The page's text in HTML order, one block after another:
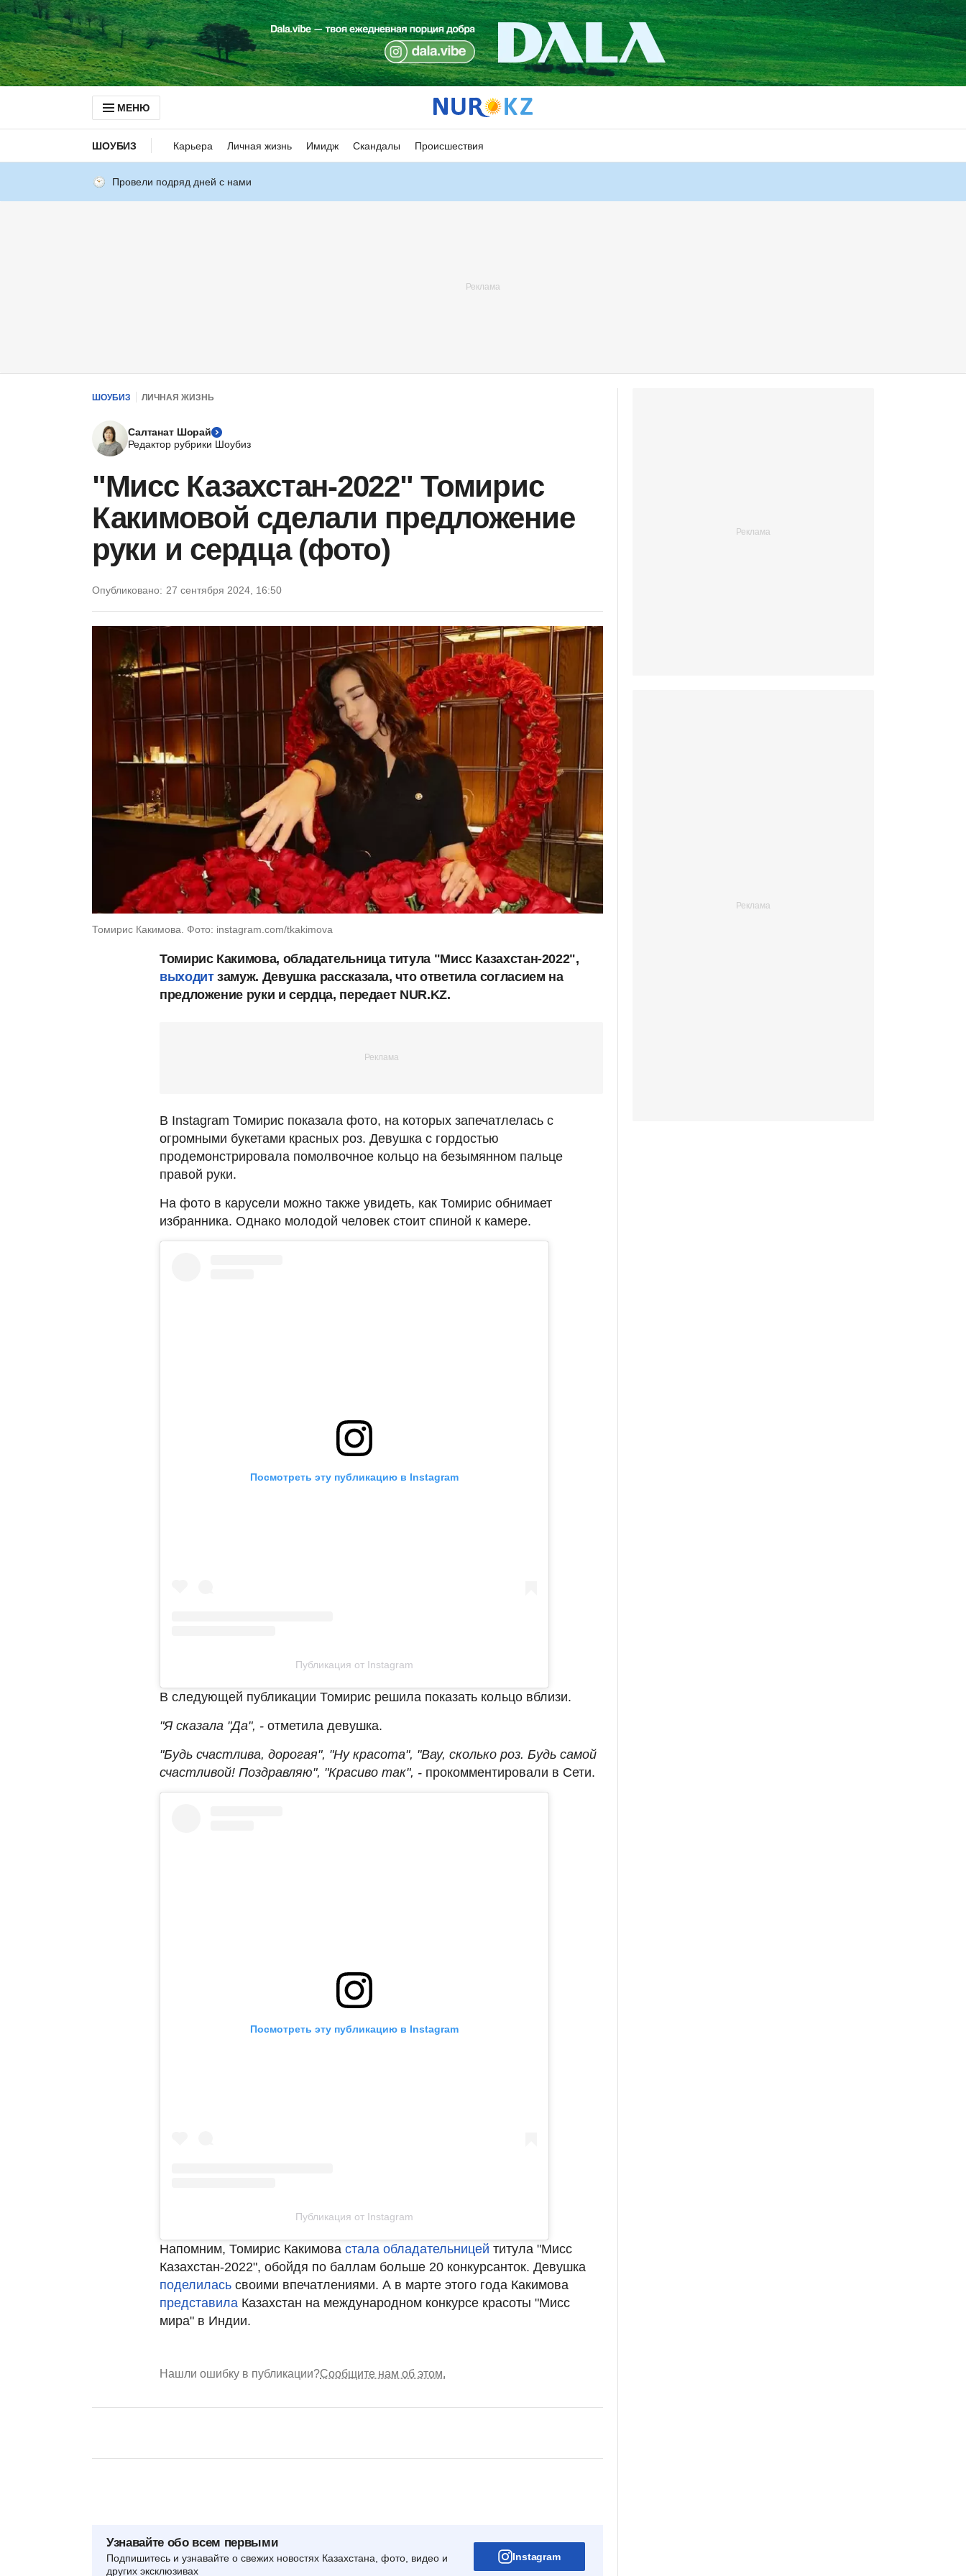
МЕНЮ
ШОУБИЗ Карьера Личная жизнь Имидж Скандалы Происшествия
Провели подряд дней с нами
ШОУБИЗ ЛИЧНАЯ ЖИЗНЬ
Салтанат Шорай
Редактор рубрики Шоубиз
"Мисс Казахстан-2022" Томирис
Какимовой сделали предложение
руки и сердца (фото)
Опубликовано: 27 сентября 2024, 16:50
Томирис Какимова. Фото: instagram.com/tkakimova
Томирис Какимова, обладательница титула "Мисс Казахстан-2022",
выходитзамуж. Девушка рассказала, что ответила согласием на
предложение руки и сердца, передает NUR.KZ.
В Instagram Томирис показала фото, на которых запечатлелась с
огромными букетами красных роз. Девушка с гордостью
продемонстрировала помолвочное кольцо на безымянном пальце
правой руки.
На фото в карусели можно также увидеть, как Томирис обнимает
избранника. Однако молодой человек стоит спиной к камере.
Посмотреть эту публикацию в Instagram
Публикация от Instagram
В следующей публикации Томирис решила показать кольцо вблизи.
"Я сказала "Да", - отметила девушка.
"Будь счастлива, дорогая", "Ну красота", "Вау, сколько роз. Будь самой
счастливой! Поздравляю", "Красиво так", - прокомментировали в Сети.
Посмотреть эту публикацию в Instagram
Публикация от Instagram
Напомним, Томирис Какимова стала обладательницей титула "Мисс
Казахстан-2022", обойдя по баллам больше 20 конкурсанток. Девушка
поделилась своими впечатлениями. А в марте этого года Какимова
представила Казахстан на международном конкурсе красоты "Мисс
мира" в Индии.
Нашли ошибку в публикации?Сообщите нам об этом.
Узнавайте обо всем первыми
Подпишитесь и узнавайте о свежих новостях Казахстана, фото, видео и
других эксклюзивах
Instagram